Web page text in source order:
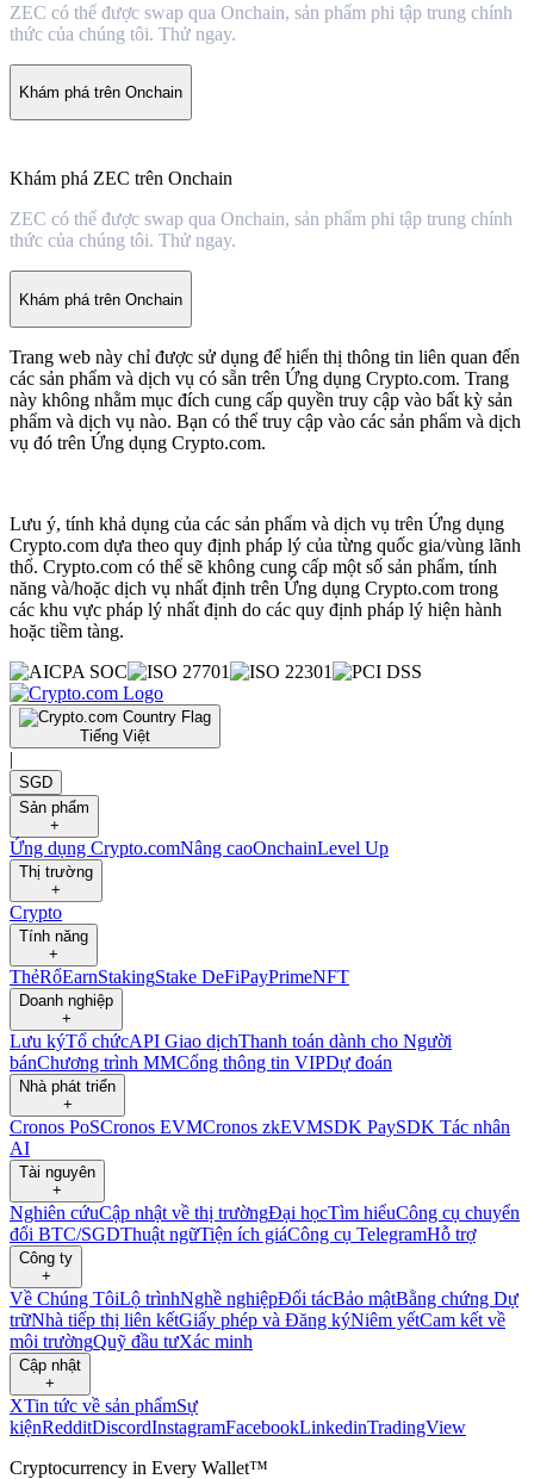
ZEC có thể được swap qua Onchain, sản phẩm phi tập trung chính
thức của chúng tôi. Thử ngay.
Khám phá trên Onchain
Khám phá ZEC trên Onchain
ZEC có thể được swap qua Onchain, sản phẩm phi tập trung chính
thức của chúng tôi. Thử ngay.
Khám phá trên Onchain
Trang web này chỉ được sử dụng để hiển thị thông tin liên quan đến
các sản phẩm và dịch vụ có sẵn trên Ứng dụng Crypto.com. Trang
này không nhằm mục đích cung cấp quyền truy cập vào bất kỳ sản
phẩm và dịch vụ nào. Bạn có thể truy cập vào các sản phẩm và dịch
vụ đó trên Ứng dụng Crypto.com.
Lưu ý, tính khả dụng của các sản phẩm và dịch vụ trên Ứng dụng
Crypto.com dựa theo quy định pháp lý của từng quốc gia/vùng lãnh
thổ. Crypto.com có thể sẽ không cung cấp một số sản phẩm, tính
năng và/hoặc dịch vụ nhất định trên Ứng dụng Crypto.com trong
các khu vực pháp lý nhất định do các quy định pháp lý hiện hành
hoặc tiềm tàng.
Tiếng Việt
|
SGD
Sản phẩm
+
Ứng dụng Crypto.comNâng caoOnchainLevel Up
Thị trường
+
Crypto
Tính năng
+
ThẻRổEarnStakingStake DeFiPayPrimeNFT
Doanh nghiệp
+
Lưu kýTổ chứcAPI Giao dịchThanh toán dành cho Người
bánChương trình MMCổng thông tin VIPDự đoán
Nhà phát triển
+
Cronos PoSCronos EVMCronos zkEVMSDK PaySDK Tác nhân
AI
Tài nguyên
+
Nghiên cứuCập nhật về thị trườngĐại họcTìm hiểuCông cụ chuyển
đổi BTC/SGDThuật ngữTiện ích giáCông cụ TelegramHỗ trợ
Công ty
+
Về Chúng TôiLộ trìnhNghề nghiệpĐối tácBảo mậtBằng chứng Dự
trữNhà tiếp thị liên kếtGiấy phép và Đăng kýNiêm yếtCam kết về
môi trườngQuỹ đầu tưXác minh
Cập nhật
+
XTin tức về sản phẩmSự
kiệnRedditDiscordInstagramFacebookLinkedinTradingView
Cryptocurrency in Every Wallet™